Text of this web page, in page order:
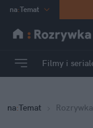
na:Temat
INN Poland
mama
Rozrywka
Filmy i
na:Temat Rozrywka